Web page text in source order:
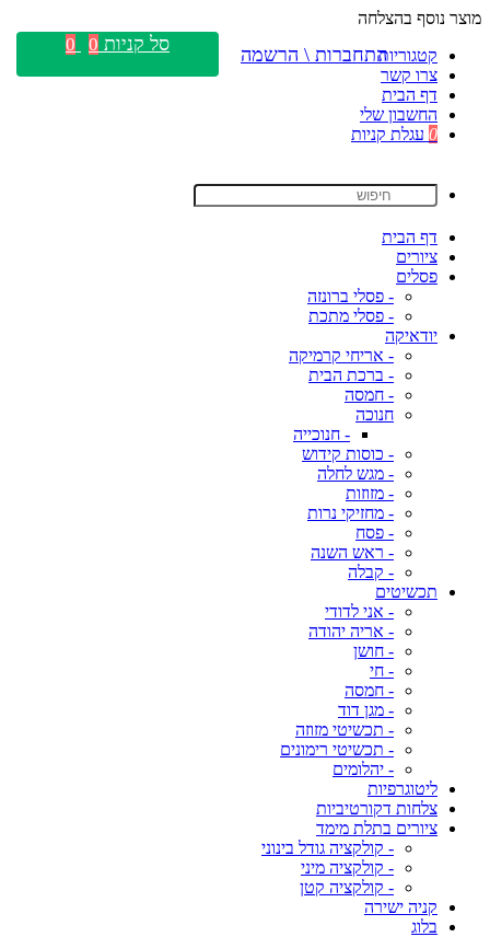
מוצר נוסף בהצלחה
קטגוריות
צרו קשר
דף הבית
החשבון שלי
0 עגלת קניות
דף הבית
ציורים
פסלים
- פסלי ברונזה
- פסלי מתכת
יודאיקה
- אריחי קרמיקה
- ברכת הבית
- חמסה
חנוכה
- חנוכייה
- כוסות קידוש
- מגש לחלה
- מזוזות
- מחזיקי נרות
- פסח
- ראש השנה
- קבלה
תכשיטים
- אני לדודי
- אריה יהודה
- חושן
- חי
- חמסה
- מגן דוד
- תכשיטי מזוזה
- תכשיטי רימונים
- יהלומים
ליטוגרפיות
צלחות דקורטיביות
ציורים בתלת מימד
- קולקציה גודל בינוני
- קולקציה מיני
- קולקציה קטן
קניה ישירה
בלוג
התחברות \ הרשמה סל קניות 0
0